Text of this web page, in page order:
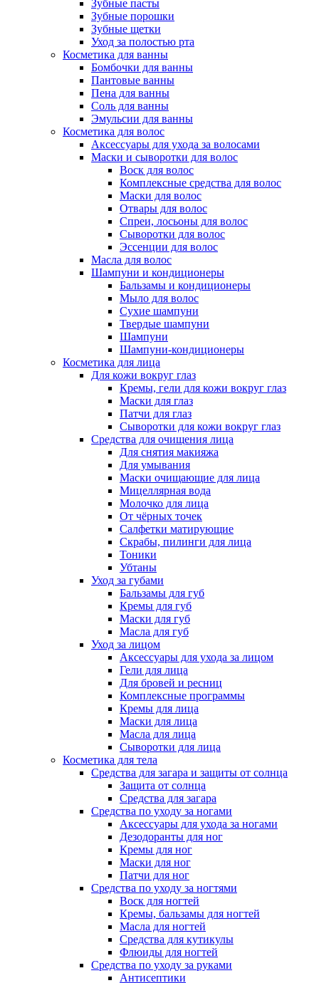
Зубные пасты
Зубные порошки
Зубные щетки
Уход за полостью рта
Косметика для ванны
Бомбочки для ванны
Пантовые ванны
Пена для ванны
Соль для ванны
Эмульсии для ванны
Косметика для волос
Аксессуары для ухода за волосами
Маски и сыворотки для волос
Воск для волос
Комплексные средства для волос
Маски для волос
Отвары для волос
Спреи, лосьоны для волос
Сыворотки для волос
Эссенции для волос
Масла для волос
Шампуни и кондиционеры
Бальзамы и кондиционеры
Мыло для волос
Сухие шампуни
Твердые шампуни
Шампуни
Шампуни-кондиционеры
Косметика для лица
Для кожи вокруг глаз
Кремы, гели для кожи вокруг глаз
Маски для глаз
Патчи для глаз
Сыворотки для кожи вокруг глаз
Средства для очищения лица
Для снятия макияжа
Для умывания
Маски очищающие для лица
Мицеллярная вода
Молочко для лица
От чёрных точек
Салфетки матирующие
Скрабы, пилинги для лица
Тоники
Убтаны
Уход за губами
Бальзамы для губ
Кремы для губ
Маски для губ
Масла для губ
Уход за лицом
Аксессуары для ухода за лицом
Гели для лица
Для бровей и ресниц
Комплексные программы
Кремы для лица
Маски для лица
Масла для лица
Сыворотки для лица
Косметика для тела
Средства для загара и защиты от солнца
Защита от солнца
Средства для загара
Средства по уходу за ногами
Аксессуары для ухода за ногами
Дезодоранты для ног
Кремы для ног
Маски для ног
Патчи для ног
Средства по уходу за ногтями
Воск для ногтей
Кремы, бальзамы для ногтей
Масла для ногтей
Средства для кутикулы
Флюиды для ногтей
Средства по уходу за руками
Антисептики